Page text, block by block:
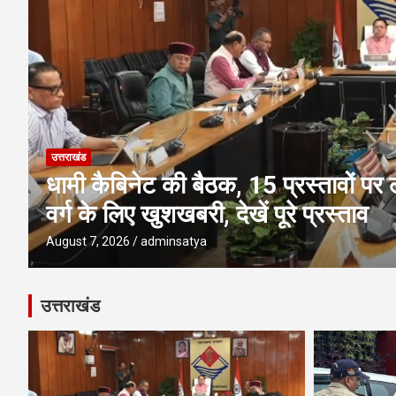
उत्तराखंड
देहरादून-मसूरी के सुनियोजित विकास को
MDDA बोर्ड बैठक में 25 महत्वपूर्ण
August 6, 2026 adminsatya
उत्तराखंड